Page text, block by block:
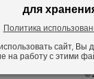
©
для
Политика
сайт, Вы
на работу с этими